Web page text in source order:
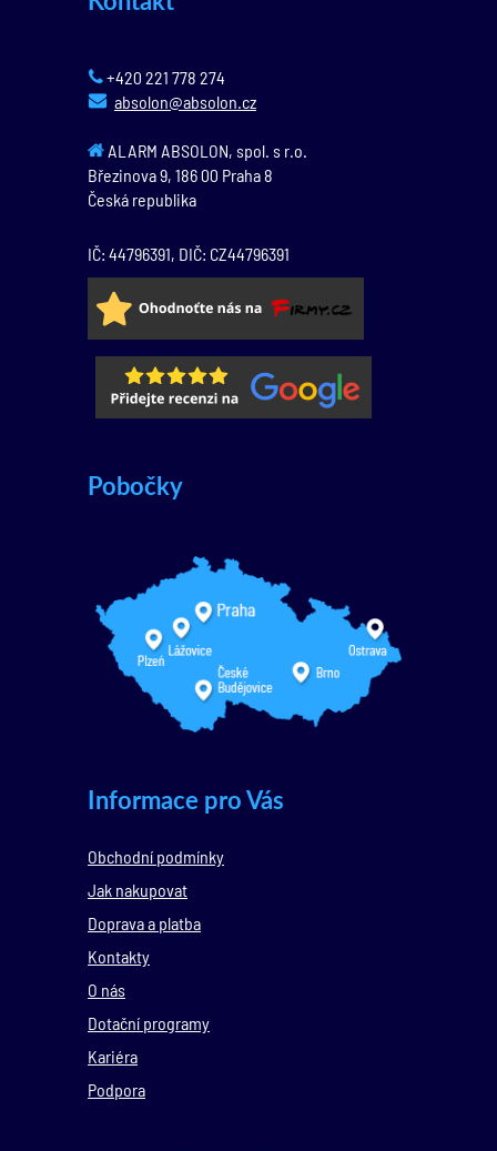
+420 221 778 274
absolon@absolon.cz
ALARM ABSOLON, spol. s r.o.
Březinova 9, 186 00 Praha 8
Česká republika
IČ: 44796391, DIČ: CZ44796391
Pobočky
Informace pro Vás
Obchodní podmínky
Jak nakupovat
Doprava a platba
Kontakty
O nás
Dotační programy
Kariéra
Podpora